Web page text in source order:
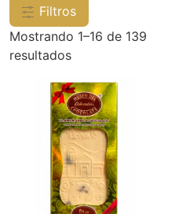
Filtros
Mostrando 1–16 de 139
resultados